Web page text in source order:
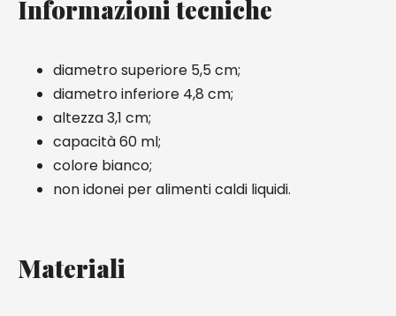
Informazioni tecniche
diametro superiore 5,5 cm;
diametro inferiore 4,8 cm;
altezza 3,1 cm;
capacità 60 ml;
colore bianco;
non idonei per alimenti caldi liquidi.
Materiali